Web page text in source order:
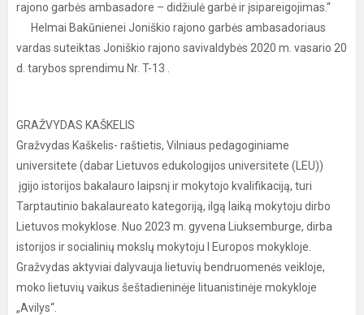
rajono garbės ambasadore – didžiulė garbė ir įsipareigojimas.“
Helmai Bakūnienei Joniškio rajono garbės ambasadoriaus
vardas suteiktas Joniškio rajono savivaldybės 2020 m. vasario 20
d. tarybos sprendimu Nr. T-13 .
GRAŽVYDAS KAŠKELIS
Gražvydas Kaškelis- raštietis, Vilniaus pedagoginiame
universitete (dabar Lietuvos edukologijos universitete (LEU))
įgijo istorijos bakalauro laipsnį ir mokytojo kvalifikaciją, turi
Tarptautinio bakalaureato kategoriją, ilgą laiką mokytoju dirbo
Lietuvos mokyklose. Nuo 2023 m. gyvena Liuksemburge, dirba
istorijos ir socialinių mokslų mokytoju I Europos mokykloje.
Gražvydas aktyviai dalyvauja lietuvių bendruomenės veikloje,
moko lietuvių vaikus šeštadieninėje lituanistinėje mokykloje
„Avilys“.